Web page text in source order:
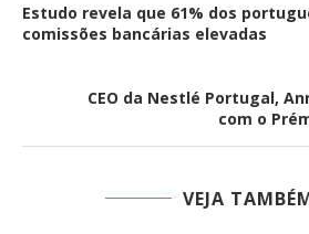
Estudo revela que 61% dos
comissões bancárias elevadas
CEO da Nestlé Portugal,
com o
VEJA